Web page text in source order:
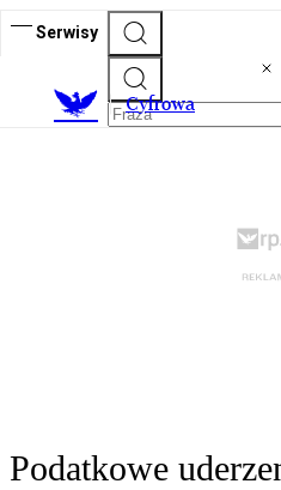
Serwisy
Cyfrowa
Podatkowe